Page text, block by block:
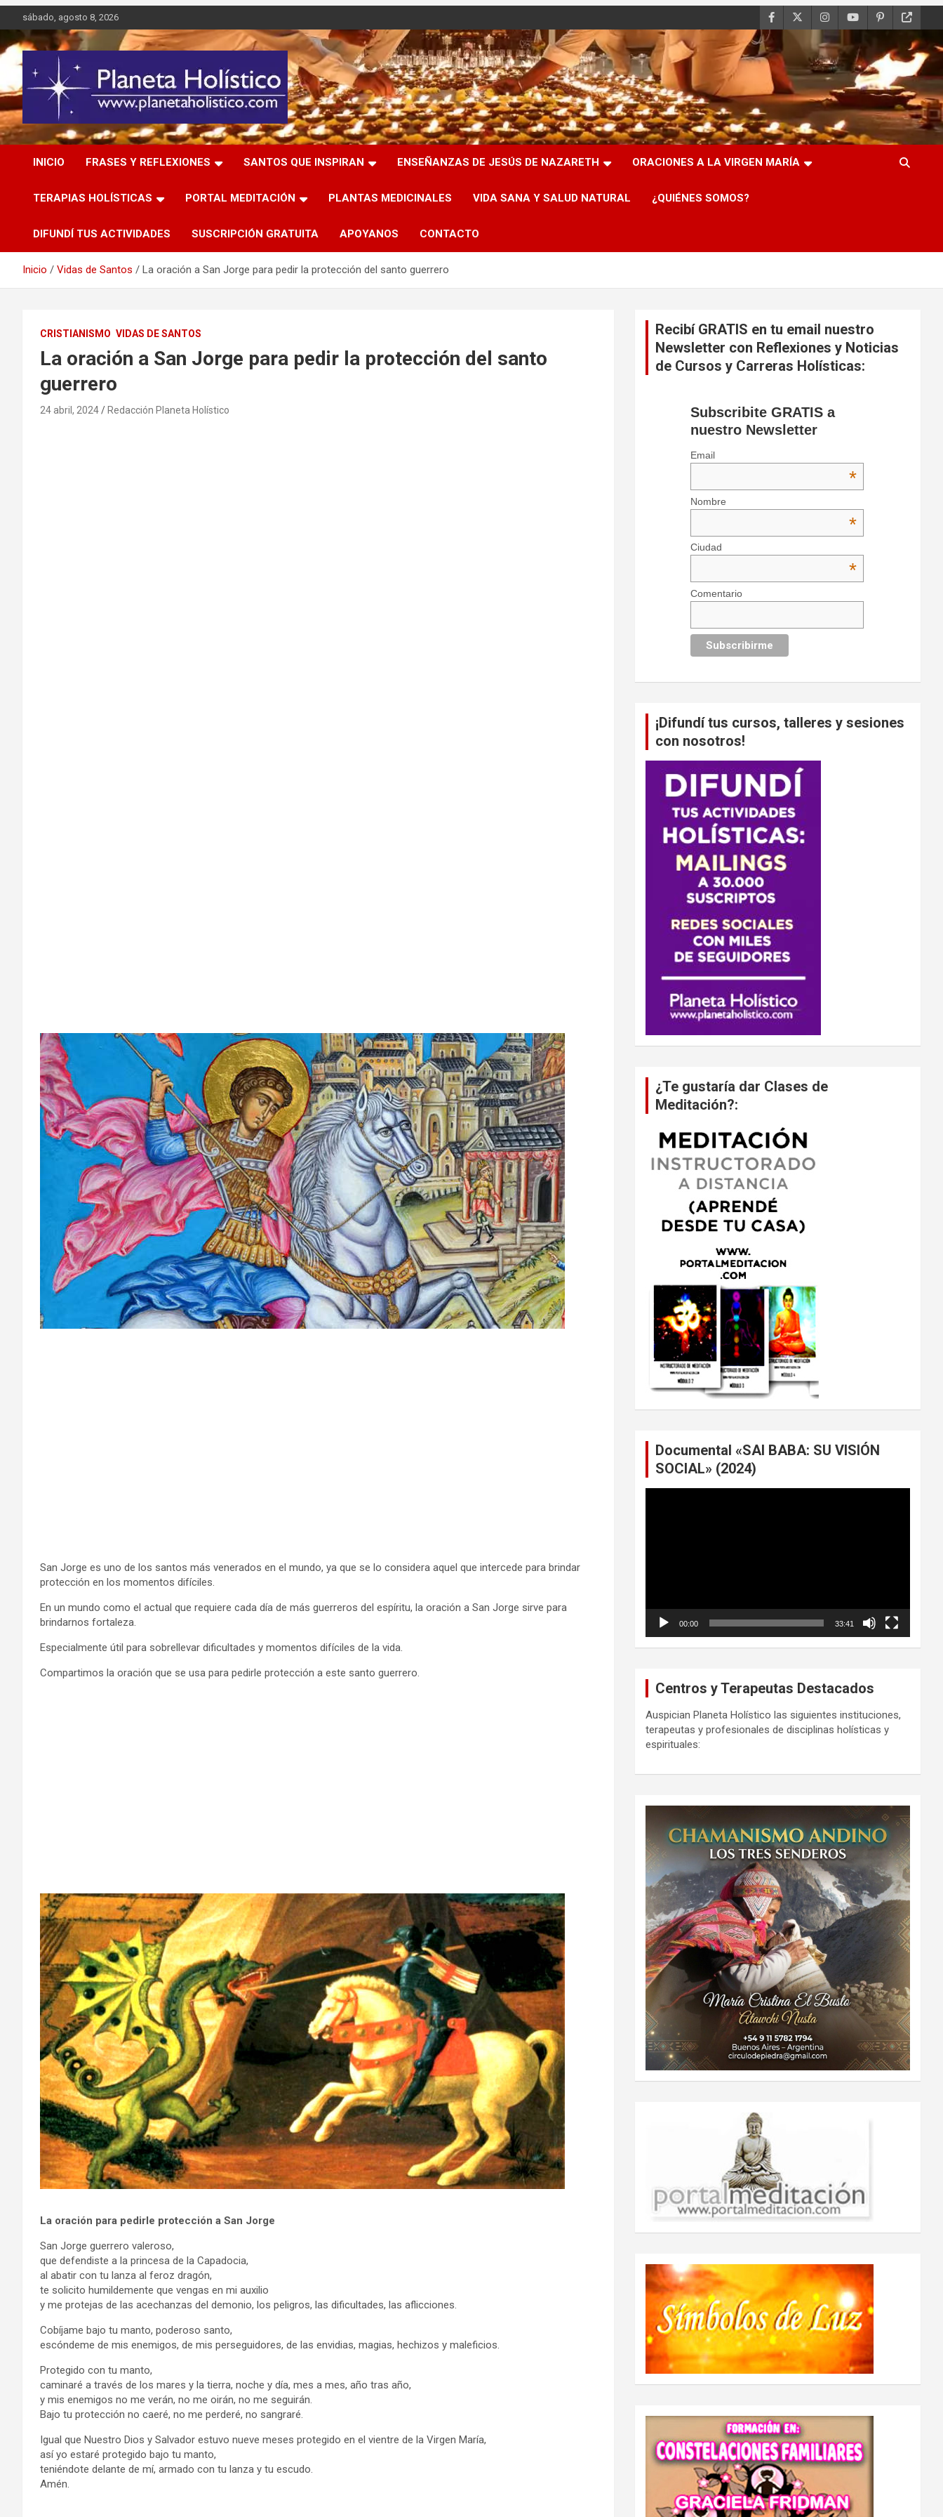
al
contenido
sábado, agosto 8, 2026
Planeta Holístico
Difusión de espiritualidad, terapias alternativas holísticas,
cursos, talleres y seminarios
INICIO
FRASES Y REFLEXIONES SANTOS QUE INSPIRAN ENSEÑANZAS DE JESÚS DE NAZARETH ORACIONES A LA VIRGEN MARÍA
TERAPIAS HOLÍSTICAS PORTAL MEDITACIÓN PLANTAS MEDICINALES VIDA SANA Y SALUD NATURAL ¿QUIÉNES SOMOS?
DIFUNDÍ TUS ACTIVIDADES SUSCRIPCIÓN GRATUITA APOYANOS CONTACTO
Inicio Vidas de Santos La oración a San Jorge para pedir la protección del santo guerrero
CRISTIANISMO VIDAS DE SANTOS
La oración a San Jorge para pedir la protección del santo
guerrero
24 abril, 2024 Redacción Planeta Holístico
San Jorge es uno de los santos más venerados en el mundo, ya que se lo considera aquel que intercede para brindar
protección en los momentos difíciles.
En un mundo como el actual que requiere cada día de más guerreros del espíritu, la oración a San Jorge sirve para
brindarnos fortaleza.
Especialmente útil para sobrellevar dificultades y momentos difíciles de la vida.
Compartimos la oración que se usa para pedirle protección a este santo guerrero.
La oración para pedirle protección a San Jorge
San Jorge guerrero valeroso,
que defendiste a la princesa de la Capadocia,
al abatir con tu lanza al feroz dragón,
te solicito humildemente que vengas en mi auxilio
y me protejas de las acechanzas del demonio, los peligros, las dificultades, las aflicciones.
Cobíjame bajo tu manto, poderoso santo,
escóndeme de mis enemigos, de mis perseguidores, de las envidias, magias, hechizos y maleficios.
Protegido con tu manto,
caminaré a través de los mares y la tierra, noche y día, mes a mes, año tras año,
y mis enemigos no me verán, no me oirán, no me seguirán.
Bajo tu protección no caeré, no me perderé, no sangraré.
Igual que Nuestro Dios y Salvador estuvo nueve meses protegido en el vientre de la Virgen María,
así yo estaré protegido bajo tu manto,
teniéndote delante de mí, armado con tu lanza y tu escudo.
Amén.
Recibí GRATIS en tu email nuestro
Newsletter con Reflexiones y Noticias
de Cursos y Carreras Holísticas:
Subscribite GRATIS a
nuestro Newsletter
Email
*
Nombre
*
Ciudad
*
Comentario
¡Difundí tus cursos, talleres y sesiones
con nosotros!
¿Te gustaría dar Clases de
Meditación?:
Documental «SAI BABA: SU VISIÓN
SOCIAL» (2024)
00:00 33:41
Centros y Terapeutas Destacados
Auspician Planeta Holístico las siguientes instituciones,
terapeutas y profesionales de disciplinas holísticas y
espirituales: